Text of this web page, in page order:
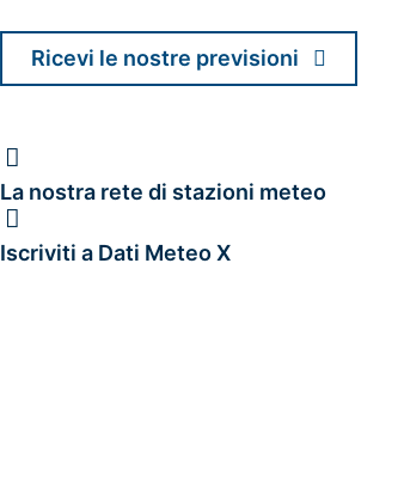
Ricevi le nostre previsioni
La nostra rete di stazioni meteo
Iscriviti a Dati Meteo X